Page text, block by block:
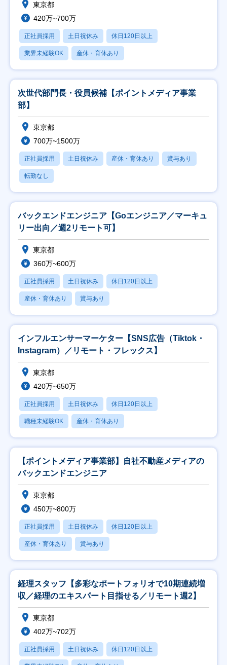
東京都
420万~700万
正社員採用 土日祝休み 休日120日以上
業界未経験OK 産休・育休あり
次世代部門長・役員候補【ポイントメディア事業
部】
東京都
700万~1500万
正社員採用 土日祝休み 産休・育休あり 賞与あり
転勤なし
バックエンドエンジニア【Goエンジニア／マーキュ
リー出向／週2リモート可】
東京都
360万~600万
正社員採用 土日祝休み 休日120日以上
産休・育休あり 賞与あり
インフルエンサーマーケター【SNS広告（Tiktok・
Instagram）／リモート・フレックス】
東京都
420万~650万
正社員採用 土日祝休み 休日120日以上
職種未経験OK 産休・育休あり
【ポイントメディア事業部】自社不動産メディアの
バックエンドエンジニア
東京都
450万~800万
正社員採用 土日祝休み 休日120日以上
産休・育休あり 賞与あり
経理スタッフ【多彩なポートフォリオで10期連続増
収／経理のエキスパート目指せる／リモート週2】
東京都
402万~702万
正社員採用 土日祝休み 休日120日以上